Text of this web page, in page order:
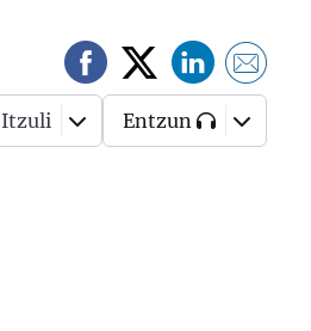
Itzuli Entzun